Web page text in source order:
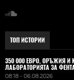
ТОП ИСТОРИИ
350 000 ЕВРО, ОРЪЖИЯ
ЛАБОРАТОРИЯТА ЗА
08:18 - 06.08.2026